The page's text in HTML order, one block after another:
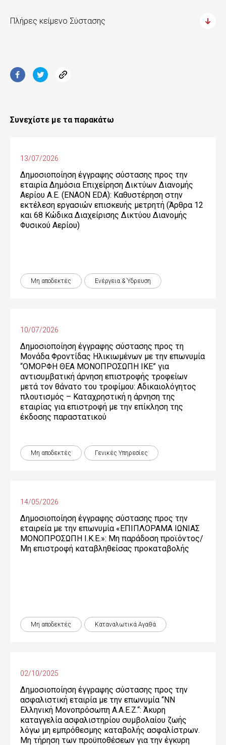
Πλήρες κείμενο Σύστασης
Συνεχίστε με τα παρακάτω
13/07/2026
Δημοσιοποίηση έγγραφης σύστασης προς την
εταιρία Δημόσια Επιχείρηση Δικτύων Διανομής
Αερίου Α.Ε. (ENAON EDA): Καθυστέρηση στην
εκτέλεση εργασιών επισκευής μετρητή (Άρθρα 12
και 68 Κώδικα Διαχείρισης Δικτύου Διανομής
Φυσικού Αερίου)
Μη αποδεκτές Ενέργεια & Ύδρευση
10/07/2026
Δημοσιοποίηση έγγραφης σύστασης προς τη
Μονάδα Φροντίδας Ηλικιωμένων με την επωνυμία
“ΟΜΟΡΦΗ ΘΕΑ ΜΟΝΟΠΡΟΣΩΠΗ ΙΚΕ” για
αντισυμβατική άρνηση επιστροφής τροφείων
μετά τον θάνατο του τροφίμου: Αδικαιολόγητος
πλουτισμός – Καταχρηστική η άρνηση της
εταιρίας για επιστροφή με την επίκληση της
έκδοσης παραστατικού
Μη αποδεκτές Γενικές Yπηρεσίες
14/05/2026
Δημοσιοποίηση έγγραφης σύστασης προς την
εταιρεία με την επωνυμία «ΕΠΙΠΛΟΡΑΜΑ ΙΩΝΙΑΣ
ΜΟΝΟΠΡΟΣΩΠΗ Ι.Κ.Ε.»: Μη παράδοση προϊόντος/
Μη επιστροφή καταβληθείσας προκαταβολής
Μη αποδεκτές Καταναλωτικά Αγαθά
02/10/2025
Δημοσιοποίηση έγγραφης σύστασης προς την
ασφαλιστική εταιρία με την επωνυμία “NN
Ελληνική Μονοπρόσωπη Α.Α.Ε.Ζ.“: Άκυρη
καταγγελία ασφαλιστηρίου συμβολαίου ζωής
λόγω μη εμπρόθεσμης καταβολής ασφαλίστρων.
Μη τήρηση των προϋποθέσεων για την έγκυρη